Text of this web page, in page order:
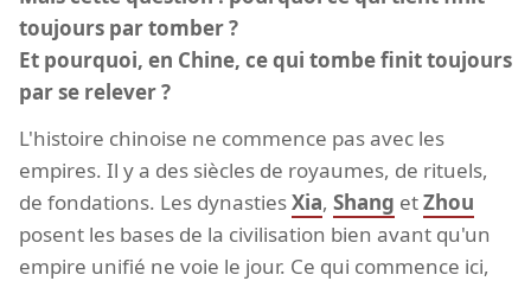
toujours par tomber ?
Et pourquoi, en Chine, ce qui tombe finit toujours
par se relever ?
L'histoire chinoise ne commence pas avec les
empires. Il y a des siècles de royaumes, de rituels,
de fondations. Les dynastiesXia, Shang etZhou
posent les bases de la civilisation bien avant qu'un
empire unifié ne voie le jour. Ce qui commence ici,